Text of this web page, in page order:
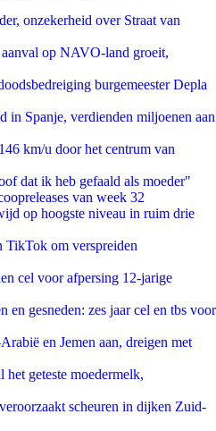
onzekerheid over Straat van
op NAVO-land groeit,
burgemeester Depla
in Spanje, verdienden miljoenen aan
km/u door het centrum van
dat ik heb gefaald als moeder"
van week 32
op hoogste niveau in ruim drie
TikTok om verspreiden
cel voor afpersing 12-jarige
en gesneden: zes jaar cel en tbs voor
en Jemen aan, dreigen met
geteste moedermelk,
scheuren in dijken Zuid-